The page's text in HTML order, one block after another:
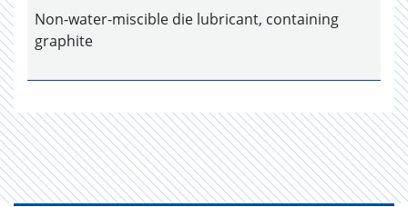
Non-water-miscible die lubricant, containing
graphite